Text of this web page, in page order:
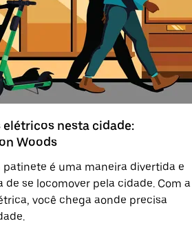
elétricos nesta cidade:
Woods
é uma maneira divertida e
de se locomover pela cidade. Com a
você chega aonde precisa